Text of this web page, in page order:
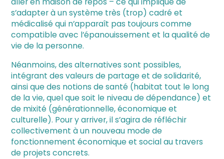
s’adapter à un système très (trop) cadré et
médicalisé qui n’apparaît pas toujours comme
compatible avec l’épanouissement et la qualité de
vie de la personne.
Néanmoins, des alternatives sont possibles,
intégrant des valeurs de partage et de solidarité,
ainsi que des notions de santé (habitat tout le long
de la vie, quel que soit le niveau de dépendance) et
de mixité (générationnelle, économique et
culturelle). Pour y arriver, il s’agira de réfléchir
collectivement à un nouveau mode de
fonctionnement économique et social au travers
de projets concrets.